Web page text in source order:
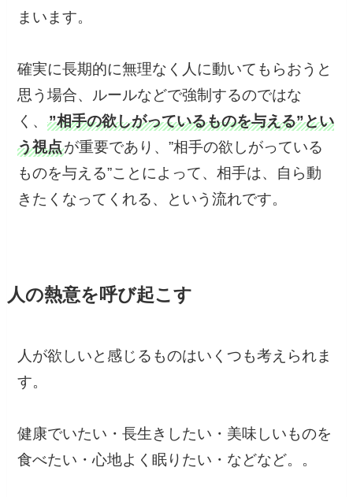
まいます。
確実に長期的に無理なく人に動いてもらおうと
思う場合、ルールなどで強制するのではな
く、”相手の欲しがっているものを与える”とい
う視点が重要であり、”相手の欲しがっている
ものを与える”ことによって、相手は、自ら動
きたくなってくれる、という流れです。
人の熱意を呼び起こす
人が欲しいと感じるものはいくつも考えられま
す。
健康でいたい・長生きしたい・美味しいものを
食べたい・心地よく眠りたい・などなど。。